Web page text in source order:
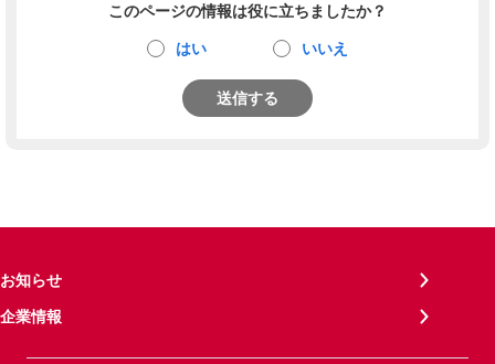
このページの情報は役に立ちましたか？
はい いいえ
送信する
お知らせ
企業情報